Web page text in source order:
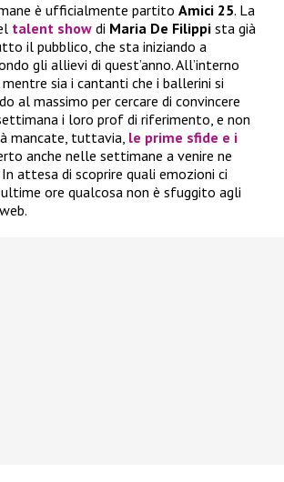
è ufficialmente partito Amici 25. La
talent show di Maria De Filippi sta già
il pubblico, che sta iniziando a
gli allievi di quest’anno. All’interno
sia i cantanti che i ballerini si
al massimo per cercare di convincere
i loro prof di riferimento, e non
mancate, tuttavia, le prime sfide e i
anche nelle settimane a venire ne
attesa di scoprire quali emozioni ci
ore qualcosa non è sfuggito agli